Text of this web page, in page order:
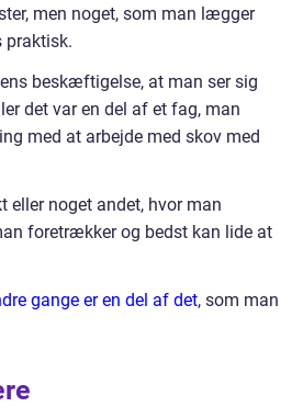
men noget, som man lægger
praktisk.
beskæftigelse, at man ser sig
det var en del af et fag, man
med at arbejde med skov med
eller noget andet, hvor man
foretrækker og bedst kan lide at
gange er en del af det, som man